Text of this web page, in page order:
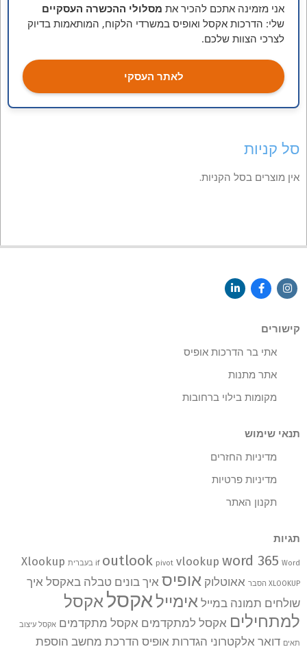
אני מזמינה אתכם להכיר את מסלולי ההכשרה העסקיים
שלי: הדרכות אקסל ואופיס במשרדי הלקוח, המותאמות בדיוק
לצרכי הצוות שלכם.
לאתר העסקי
סל קניות
אין מוצרים בסל הקניות.
קישורים
אתי בר הדרכות אופיס
אתר מתנות
מקומות בילוי ברחובות
תנאי שימוש
מדיניות החזרים
מדיניות פרטיות
תקנון האתר
תגיות
if outlook pivot vlookup word 365 Word בעברית Xlookup
XLOOKUP הסבר אאוטלוק אופיס איך בונים טבלה באקסל איך
שולחים תמונה במייל אימיילאקסלאקסל
למתחילים אקסל למתקדמים אקסל מתקדמים אקסל עיצוב
תאים דואר אלקטרוני הגדרות אופיס הדרכת מחשב הוספת